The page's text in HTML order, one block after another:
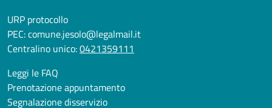
URP protocollo
PEC:comune.jesolo@legalmail.it
Centralino unico:0421359111
Leggi le FAQ
Prenotazione appuntamento
Segnalazione disservizio